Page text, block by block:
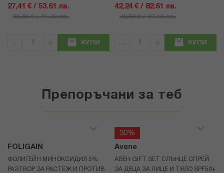
27,41 € / 53.61 лв.
36,55 € / 71.49 лв.
КУПИ
42,24 € / 82.61 лв.
49,69 € / 97.19 лв.
КУПИ
Препоръчани за теб
FOLIGAIN
ФОЛИГЕЙН МИНОКСИДИЛ 5%
РАЗТВОР ЗА РАСТЕЖ И ПРОТИВ
30%
Avene
АВЕН GIFT SET СЛЪНЦЕ СПРЕЙ
ЗА ДЕЦА ЗА ЛИЦЕ И ТЯЛО SPF50+